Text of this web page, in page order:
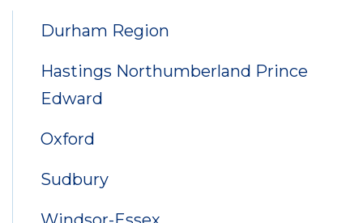
Durham Region
Hastings Northumberland Prince
Edward
Oxford
Sudbury